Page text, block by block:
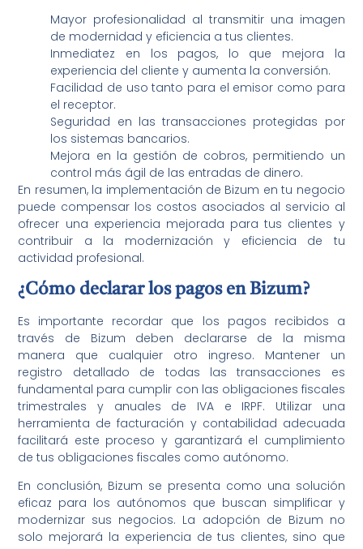
Mayor profesionalidad al transmitir una imagen
de modernidad y eficiencia a tus clientes.
Inmediatez en los pagos, lo que mejora la
experiencia del cliente y aumenta la conversión.
Facilidad de uso tanto para el emisor como para
el receptor.
Seguridad en las transacciones protegidas por
los sistemas bancarios.
Mejora en la gestión de cobros, permitiendo un
control más ágil de las entradas de dinero.
En resumen, la implementación de Bizum en tu negocio
puede compensar los costos asociados al servicio al
ofrecer una experiencia mejorada para tus clientes y
contribuir a la modernización y eficiencia de tu
actividad profesional.
¿Cómo declarar los pagos en Bizum?
Es importante recordar que los pagos recibidos a
través de Bizum deben declararse de la misma
manera que cualquier otro ingreso. Mantener un
registro detallado de todas las transacciones es
fundamental para cumplir con las obligaciones fiscales
trimestrales y anuales de IVA e IRPF. Utilizar una
herramienta de facturación y contabilidad adecuada
facilitará este proceso y garantizará el cumplimiento
de tus obligaciones fiscales como autónomo.
En conclusión, Bizum se presenta como una solución
eficaz para los autónomos que buscan simplificar y
modernizar sus negocios. La adopción de Bizum no
solo mejorará la experiencia de tus clientes, sino que